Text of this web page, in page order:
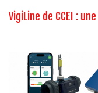
VigiLine de CCEI :